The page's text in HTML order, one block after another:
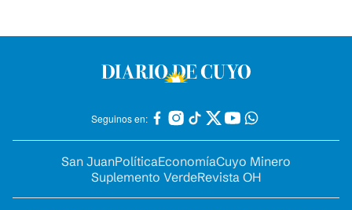
Seguinos en:
San JuanPolíticaEconomíaCuyo Minero
Suplemento VerdeRevista OH